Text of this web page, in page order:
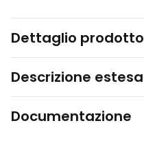
Dettaglio prodotto
Descrizione estesa
Documentazione